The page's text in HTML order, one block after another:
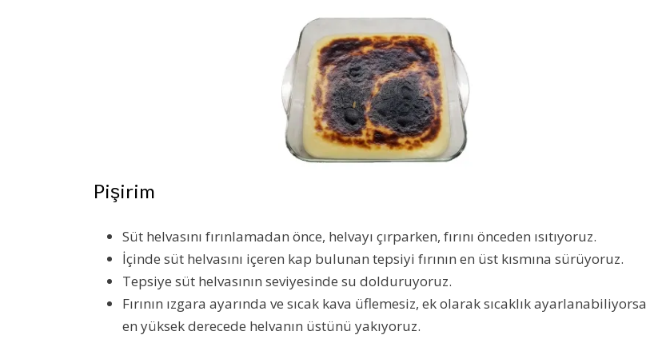
Pişirim
Süt helvasını fırınlamadan önce, helvayı çırparken, fırını önceden ısıtıyoruz.
İçinde süt helvasını içeren kap bulunan tepsiyi fırının en üst kısmına sürüyoruz.
Tepsiye süt helvasının seviyesinde su dolduruyoruz.
Fırının ızgara ayarında ve sıcak kava üflemesiz, ek olarak sıcaklık ayarlanabiliyorsa
en yüksek derecede helvanın üstünü yakıyoruz.